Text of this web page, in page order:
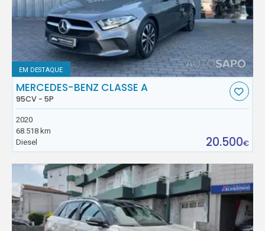
EM DESTAQUE
MERCEDES-BENZ CLASSE A
95CV - 5P
2020
68.518 km
Diesel
20.500€